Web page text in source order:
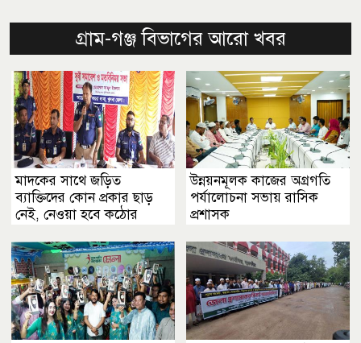
গ্রাম-গঞ্জ বিভাগের আরো খবর
মাদকের সাথে জড়িত
ব্যাক্তিদের কোন প্রকার ছাড়
নেই, নেওয়া হবে কঠোর
জেলা পুলিশ সুপার
উন্নয়নমূলক কাজের অগ্রগতি
পর্যালোচনা সভায় রাসিক
প্রশাসক